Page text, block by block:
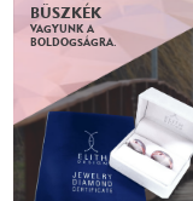
BÜSZKÉK
VAGYUNK A
BOLDOGSÁGRA.